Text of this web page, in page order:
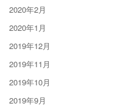
2020年2月
2020年1月
2019年12月
2019年11月
2019年10月
2019年9月